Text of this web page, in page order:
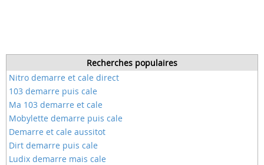
Recherches populaires
Nitro demarre et cale direct
103 demarre puis cale
Ma 103 demarre et cale
Mobylette demarre puis cale
Demarre et cale aussitot
Dirt demarre puis cale
Ludix demarre mais cale